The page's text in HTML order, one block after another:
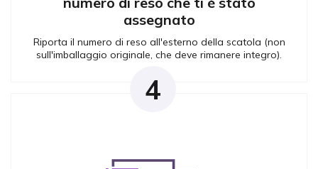
assegnato
Riporta il numero di reso all'esterno della scatola (non
sull'imballaggio originale, che deve rimanere integro).
4